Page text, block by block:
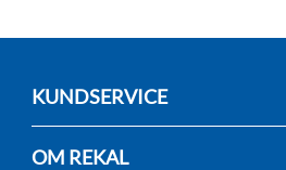
KUNDSERVICE
OM REKAL